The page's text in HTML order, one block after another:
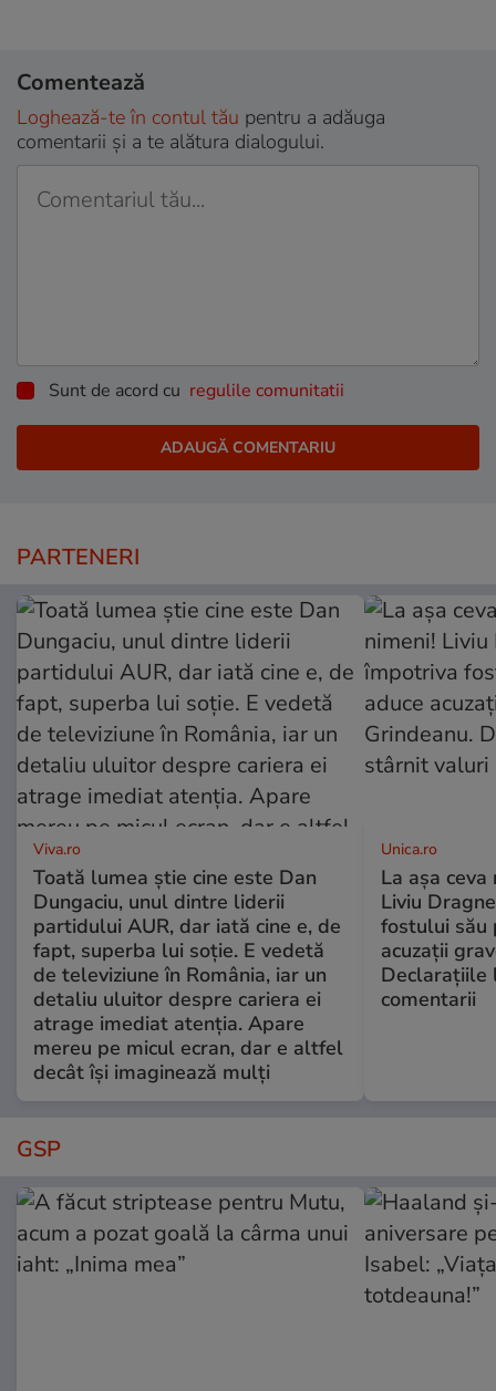
Comentează
Loghează-te în contul tău pentru a adăuga
comentarii și a te alătura dialogului.
Sunt de acord cu regulile comunitatii
PARTENERI
Viva.ro
Toată lumea știe cine este Dan
Dungaciu, unul dintre liderii
partidului AUR, dar iată cine e, de
fapt, superba lui soție. E vedetă
de televiziune în România, iar un
detaliu uluitor despre cariera ei
atrage imediat atenția. Apare
mereu pe micul ecran, dar e altfel
decât își imaginează mulți
Unica.ro
La așa
Liviu
fostului său
acuzații
Declarațiile
comentarii
GSP